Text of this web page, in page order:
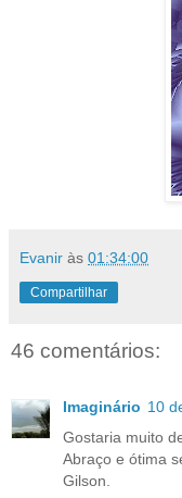
Evanir às 01:34:00
Compartilhar
46 comentários:
Imaginário 10
Gostaria muito
Abraço e ótima
Gilson.